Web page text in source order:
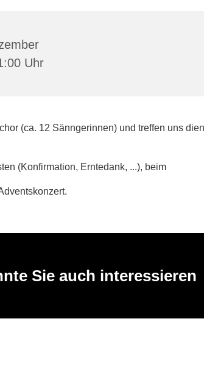
Uhr
(ca. 12 Sänngerinnen) und treffen uns
(Konfirmation, Erntedank, ...), beim
Sie auch interessieren